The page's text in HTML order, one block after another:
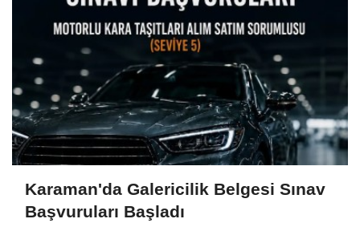
Karaman'da Galericilik Belgesi Sınav
Başvuruları Başladı